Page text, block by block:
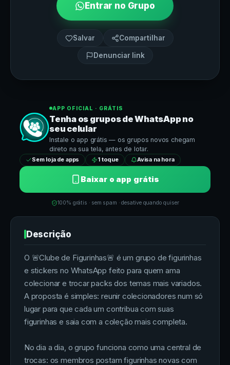
Entrar no Grupo
Salvar Compartilhar
Denunciar link
APP OFICIAL · GRÁTIS
Tenha os grupos deWhatsAppno
seu celular
Instale o app grátis — os grupos novos chegam
direto na sua tela, antes de lotar.
Sem loja de apps 1 toque Avisa na hora
Baixar o app grátis
100% grátis · sem spam · desative quando quiser
Descrição
O 🚨Clube de Figurinhas🚨 é um grupo de figurinhas
e stickers no WhatsApp feito para quem ama
colecionar e trocar packs dos temas mais variados.
A proposta é simples: reunir colecionadores num só
lugar para que cada um contribua com suas
figurinhas e saia com a coleção mais completa.
No dia a dia, o grupo funciona como uma central de
trocas: os membros postam figurinhas novas com